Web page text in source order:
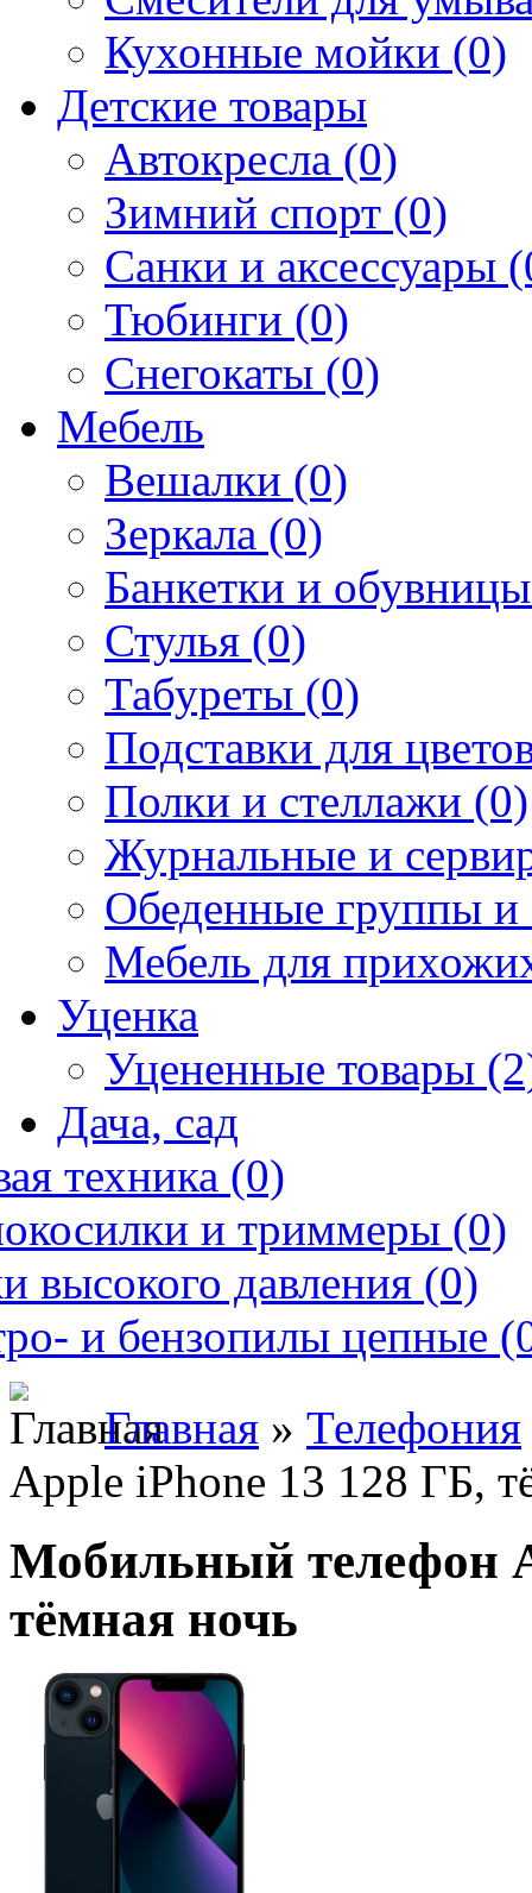
Кухонные мойки (0)
Детские товары
Автокресла (0)
Зимний спорт (0)
Санки и аксессуары
Тюбинги (0)
Снегокаты (0)
Мебель
Вешалки (0)
Зеркала (0)
Банкетки и
Стулья (0)
Табуреты (0)
Подставки для
Полки и стеллажи (0)
Журнальные и
Обеденные группы и
Мебель для
Уценка
Уцененные товары
Дача, сад
техника (0)
и триммеры (0)
высокого давления (0)
и бензопилы цепные
Главная » Телефония
Apple iPhone 13 128 ГБ,
Мобильный телефон
тёмная ночь